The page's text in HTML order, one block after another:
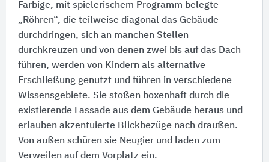
Farbige, mit spielerischem Programm belegte
„Röhren“, die teilweise diagonal das Gebäude
durchdringen, sich an manchen Stellen
durchkreuzen und von denen zwei bis auf das Dach
führen, werden von Kindern als alternative
Erschließung genutzt und führen in verschiedene
Wissensgebiete. Sie stoßen boxenhaft durch die
existierende Fassade aus dem Gebäude heraus und
erlauben akzentuierte Blickbezüge nach draußen.
Von außen schüren sie Neugier und laden zum
Verweilen auf dem Vorplatz ein.